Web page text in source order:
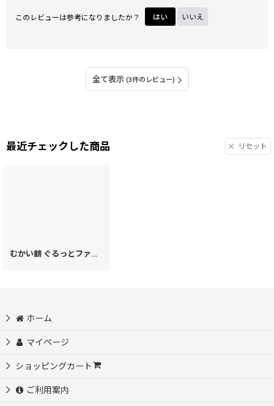
このレビューは参考になりましたか？ はい いいえ
全て表示 (3件のレビュー)
最近チェックした商品 リセット
むかい鶴 ぐるっとファスナーの長財布 (絢爛柄)［t］
ホーム
マイページ
ショッピングカート
ご利用案内